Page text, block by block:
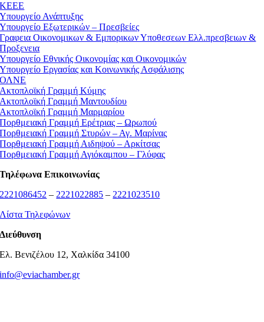
ΚEEE
Υπουργείο Ανάπτυξης
Υπουργείο Εξωτερικών – Πρεσβείες
Γραφεια Οικονομικων & Εμπορικων Υποθεσεων Ελλ.πρεσβειων &
Προξενεια
Υπουργείο Εθνικής Οικονομίας και Οικονομικών
Υπουργείο Εργασίας και Κοινωνικής Ασφάλισης
ΟΛΝΕ
Ακτοπλοϊκή Γραμμή Κύμης
Ακτοπλοϊκή Γραμμή Μαντουδίου
Ακτοπλοϊκή Γραμμή Μαρμαρίου
Πορθμειακή Γραμμή Ερέτριας – Ωρωπού
Πορθμειακή Γραμμή Στυρών – Αγ. Μαρίνας
Πορθμειακή Γραμμή Αιδηψού – Αρκίτσας
Πορθμειακή Γραμμή Αγιόκαμπου – Γλύφας
Τηλέφωνα Επικοινωνίας
2221086452 – 2221022885 – 2221023510
Λίστα Τηλεφώνων
Διεύθυνση
Ελ. Βενιζέλου 12, Χαλκίδα 34100
info@eviachamber.gr